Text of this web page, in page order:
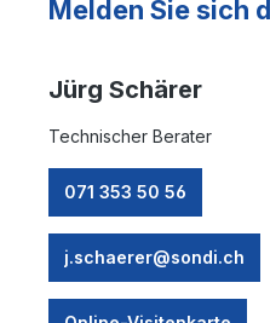
Melden Sie sich
Jürg Schärer
Technischer Berater
071 353 50 56
j.schaerer@sondi.ch